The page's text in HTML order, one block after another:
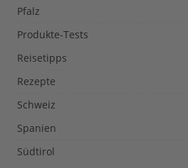
Pfalz
Produkte-Tests
Reisetipps
Rezepte
Schweiz
Spanien
Südtirol